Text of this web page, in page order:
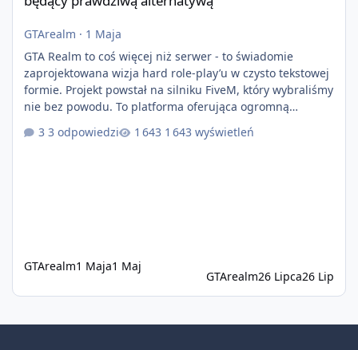
GTArealm · 1 Maja
GTA Realm to coś więcej niż serwer - to świadomie
zaprojektowana wizja hard role-play’u w czysto tekstowej
formie. Projekt powstał na silniku FiveM, który wybraliśmy
nie bez powodu. To platforma oferująca ogromną
elastyczność i znacznie szybszy rozwój systemów niż w
przypadku innych rozwiązań. Usprawniona
3 odpowiedzi 1 643 wyświetleń
GTArealm1 Maja1 Maj
GTArealm26 Lipca26 Lip